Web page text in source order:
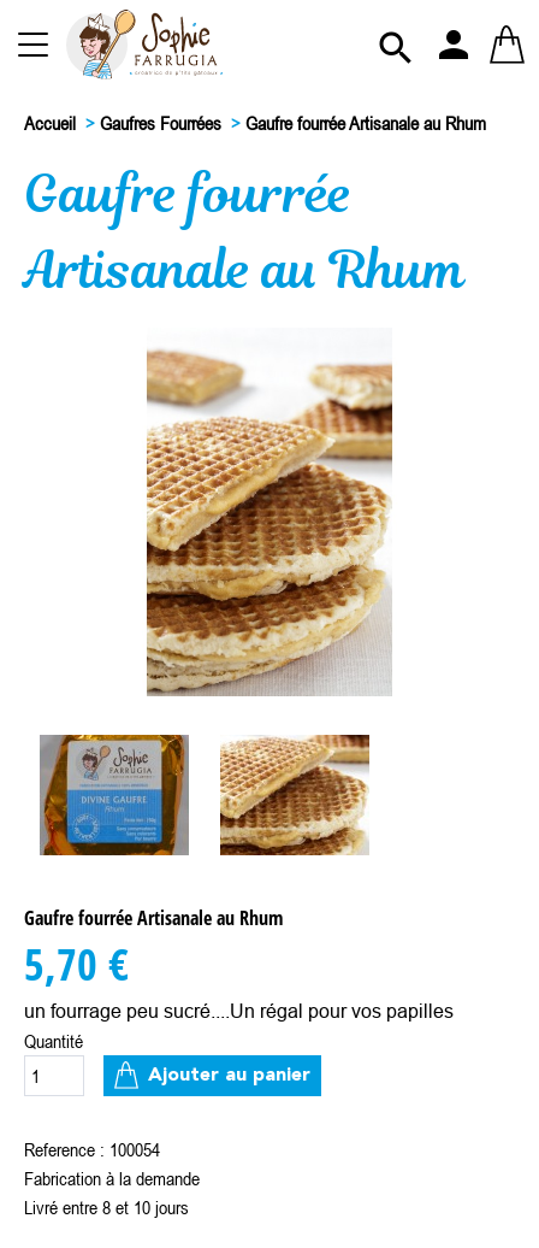
 person
Accueil > Gaufres Fourrées > Gaufre fourrée Artisanale au Rhum
Gaufre fourrée
Artisanale au Rhum
Gaufre fourrée Artisanale au Rhum
5,70 €
un fourrage peu sucré....Un régal pour vos papilles
Quantité
Ajouter au panier
Reference : 100054
Fabrication à la demande
Livré entre 8 et 10 jours